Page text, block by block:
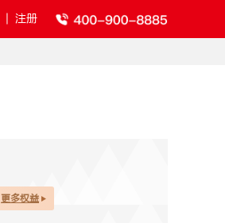
注册
更多权益